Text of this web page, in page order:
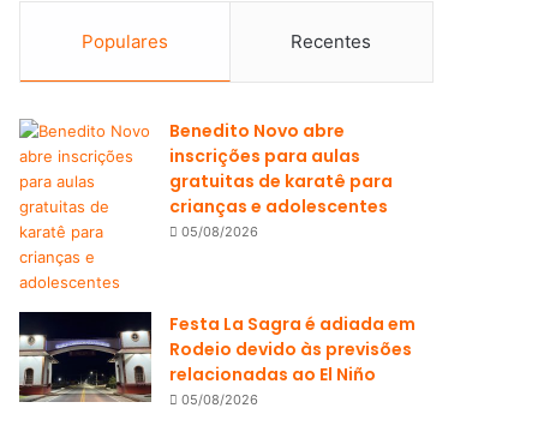
Populares Recentes
Benedito Novo abre
inscrições para aulas
gratuitas de karatê para
crianças e adolescentes
05/08/2026
Festa La Sagra é adiada em
Rodeio devido às previsões
relacionadas ao El Niño
05/08/2026